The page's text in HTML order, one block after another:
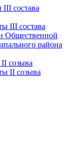
состава
III состава
Общественной
района
созыва
II созыва